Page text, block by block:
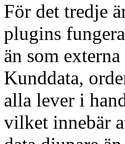
För det tredje
plugins
än som
Kunddata,
alla lever i
vilket innebär